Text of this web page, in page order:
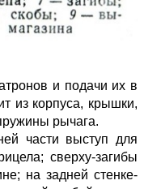
и подачи их в
из корпуса, крышки,
рычага.
части выступ для
сверху-загибы
на задней стенке-